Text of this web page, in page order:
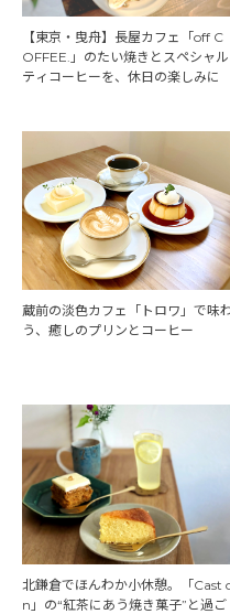
【東京・曳舟】長屋カフェ「off C
OFFEE.」のたい焼きとスペシャル
ティコーヒーを、休日の楽しみに
蔵前の淡色カフェ「トロワ」で味
う、癒しのプリンとコーヒー
北鎌倉でほんわか小休憩。「Cast
n」の“紅茶にあう焼き菓子”と過ご